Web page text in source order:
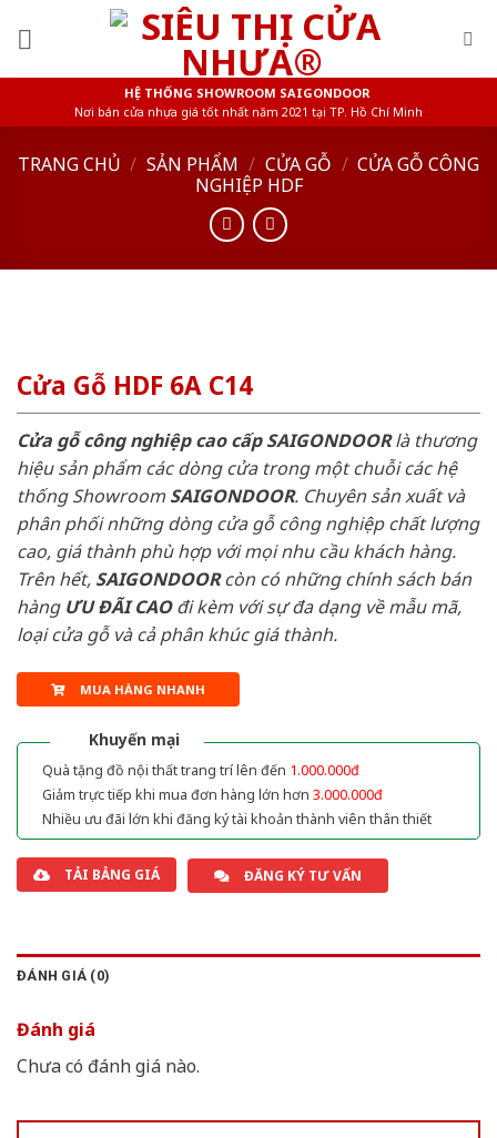
HỆ THỐNG SHOWROOM SAIGONDOOR
Nơi bán cửa nhựa giá tốt nhất năm 2021 tại TP. Hồ Chí Minh
TRANG CHỦ / SẢN PHẨM / CỬA GỖ / CỬA GỖ CÔNG
NGHIỆP HDF
Cửa Gỗ HDF 6A C14
Cửa gỗ công nghiệp cao cấp SAIGONDOORlà thương
hiệu sản phẩm các dòng cửa trong một chuỗi các hệ
thống ShowroomSAIGONDOOR. Chuyên sản xuất và
phân phối những dòng cửa gỗ công nghiệp chất lượng
cao, giá thành phù hợp với mọi nhu cầu khách hàng.
Trên hết, SAIGONDOORcòn có những chính sách bán
hàng ƯU ĐÃI CAOđi kèm với sự đa dạng về mẫu mã,
loại cửa gỗ và cả phân khúc giá thành.
MUA HÀNG NHANH
Khuyến mại
Quà tặng đồ nội thất trang trí lên đến 1.000.000đ
Giảm trực tiếp khi mua đơn hàng lớn hơn 3.000.000đ
Nhiều ưu đãi lớn khi đăng ký tài khoản thành viên thân thiết
TẢI BẢNG GIÁ ĐĂNG KÝ TƯ VẤN
ĐÁNH GIÁ (0)
Đánh giá
Chưa có đánh giá nào.